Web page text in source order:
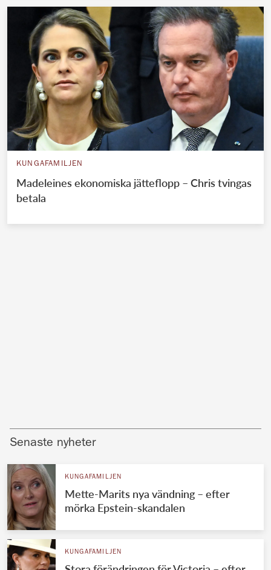
KUNGAFAMILJEN
Madeleines ekonomiska jätteflopp – Chris tvingas
betala
Senaste nyheter
KUNGAFAMILJEN
Mette-Marits nya vändning – efter
mörka Epstein-skandalen
KUNGAFAMILJEN